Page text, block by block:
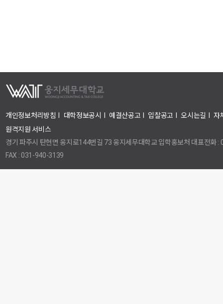
개인정보처리방침 대학정보공시 예결산공고 입찰공고 오시는길
자
원격지원 서비스
경기 파주시 탄현면 웅지로144번길 73 웅지세무대학교 입학홍보처 대표전화
FAX : 031-940-3139